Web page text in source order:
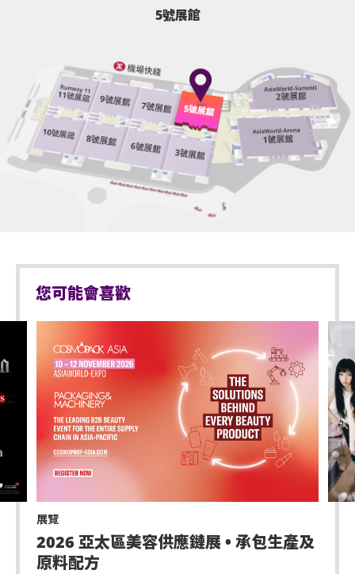
5號展館
您可能會喜歡
展覽
2026 亞太區美容供應鏈展 • 承包生產及
原料配方